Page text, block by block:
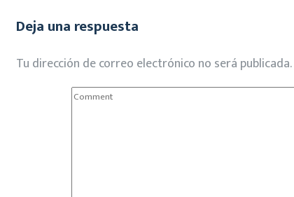
Deja una respuesta
Tu dirección de correo electrónico no será publicada.